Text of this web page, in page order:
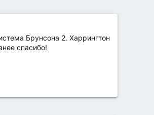
Брунсона 2. Харрингтон
спасибо!